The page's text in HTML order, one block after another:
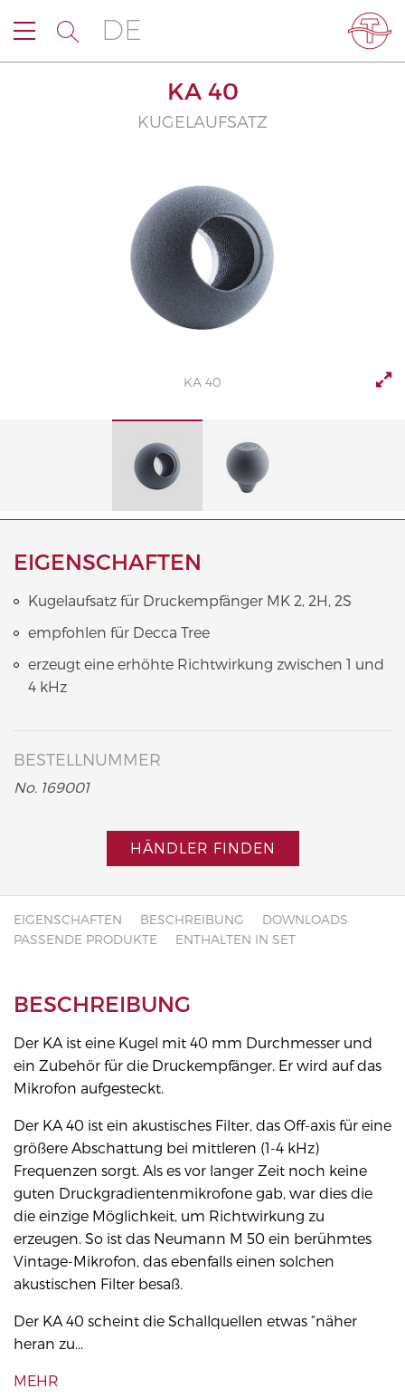
DE
KA 40
KUGELAUFSATZ
KA 40
EIGENSCHAFTEN
Kugelaufsatz für Druckempfänger MK 2, 2H, 2S
empfohlen für Decca Tree
erzeugt eine erhöhte Richtwirkung zwischen 1 und
4 kHz
BESTELLNUMMER
No. 169001
HÄNDLER FINDEN
EIGENSCHAFTEN BESCHREIBUNG
DOWNLOADS
PASSENDE PRODUKTE
ENTHALTEN IN SET
BESCHREIBUNG
Der KA ist eine Kugel mit 40 mm Durchmesser und
ein Zubehör für die Druckempfänger. Er wird auf das
Mikrofon aufgesteckt.
Der KA 40 ist ein akustisches Filter, das Off-axis für eine
größere Abschattung bei mittleren (1-4 kHz)
Frequenzen sorgt. Als es vor langer Zeit noch keine
guten Druckgradientenmikrofone gab, war dies die
die einzige Möglichkeit, um Richtwirkung zu
erzeugen. So ist das Neumann M 50 ein berühmtes
Vintage-Mikrofon, das ebenfalls einen solchen
akustischen Filter besaß.
Der KA 40 scheint die Schallquellen etwas “näher
heran zu...
MEHR